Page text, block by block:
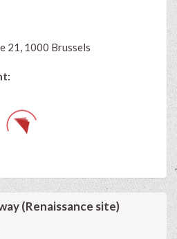
21, 1000 Brussels
(Renaissance site)